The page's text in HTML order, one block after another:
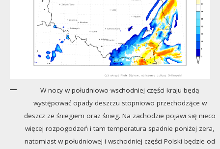
W nocy w południowo-wschodniej części kraju będą
występować opady deszczu stopniowo przechodzące w
deszcz ze śniegiem oraz śnieg. Na zachodzie pojawi się nieco
więcej rozpogodzeń i tam temperatura spadnie poniżej zera,
natomiast w południowej i wschodniej części Polski będzie od